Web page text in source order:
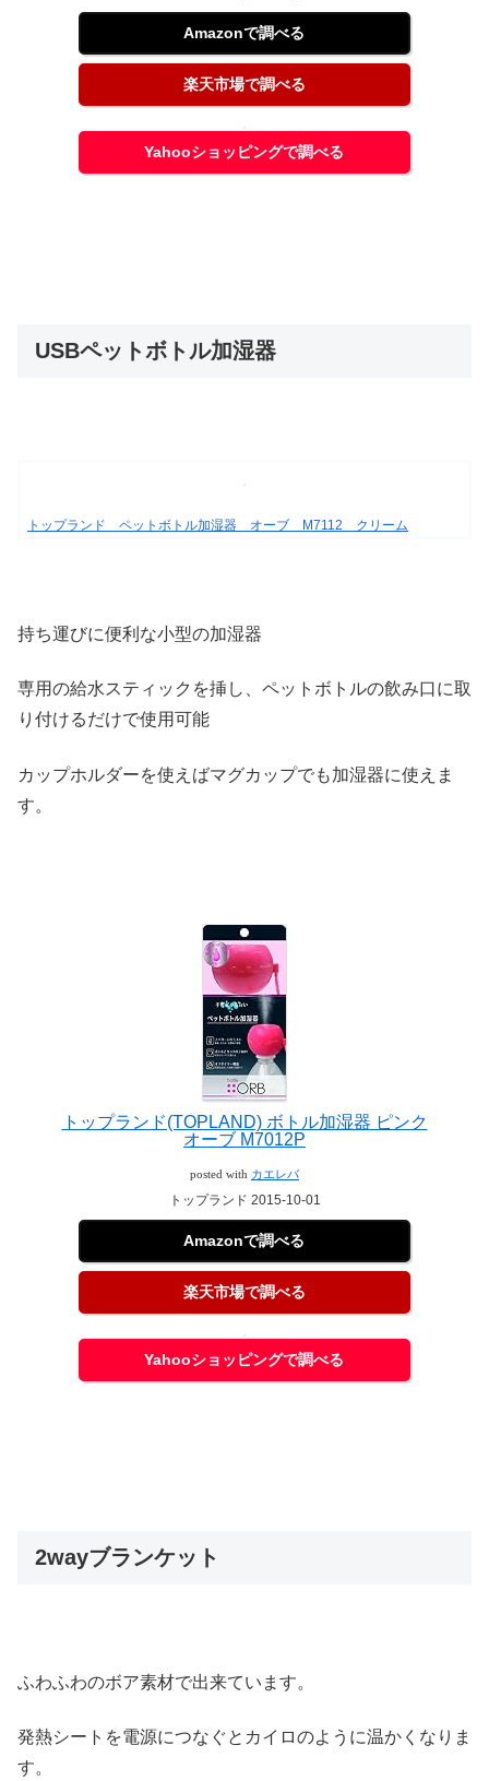
Amazonで調べる
楽天市場で調べる
Yahooショッピングで調べる
USBペットボトル加湿器
トップランド ペットボトル加湿器 オーブ M7112 クリーム
持ち運びに便利な小型の加湿器
専用の給水スティックを挿し、ペットボトルの飲み口に取
り付けるだけで使用可能
カップホルダーを使えばマグカップでも加湿器に使えま
す。
トップランド(TOPLAND) ボトル加湿器 ピンク
オーブ M7012P
posted with カエレバ
トップランド 2015-10-01
Amazonで調べる
楽天市場で調べる
Yahooショッピングで調べる
2wayブランケット
ふわふわのボア素材で出来ています。
発熱シートを電源につなぐとカイロのように温かくなりま
す。